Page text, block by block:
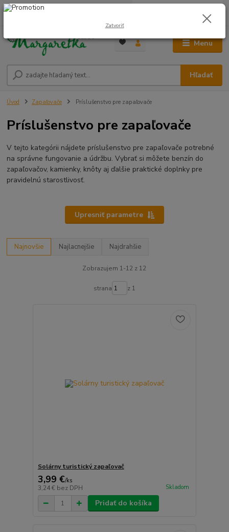
Menu
Hľadať
0948 236 042
0,00 €
Úvod Zapaľovače Príslušenstvo pre zapaľovače
Príslušenstvo pre zapaľovače
V tejto kategórii nájdete príslušenstvo pre zapaľovače potrebné
na správne fungovanie a údržbu. Vybrať si môžete benzín do
zapaľovačov, kamienky, knôty aj ďalšie praktické doplnky pre
pravidelnú starostlivosť.
Upresniť parametre
Najnovšie Najlacnejšie Najdrahšie
Zobrazujem 1-12 z 12
strana z 1
Solárny turistický zapaľovač
3,99 €/ks
3,24 € bez DPH Skladom
Pridať do košíka
Zatvoriť